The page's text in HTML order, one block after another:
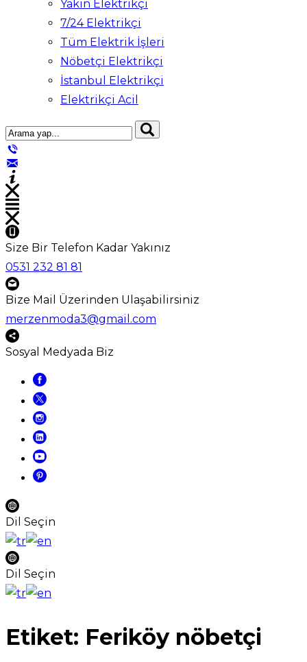
Yakın Elektrikçi
7/24 Elektrikçi
Tüm Elektrik İşleri
Nöbetçi Elektrikçi
İstanbul Elektrikçi
Elektrikçi Acil
Size Bir Telefon Kadar Yakınız
0531 232 81 81
Bize Mail Üzerinden Ulaşabilirsiniz
merzenmoda3@gmail.com
Sosyal Medyada Biz
Dil Seçin
Dil Seçin
Etiket: Feriköy nöbetçi